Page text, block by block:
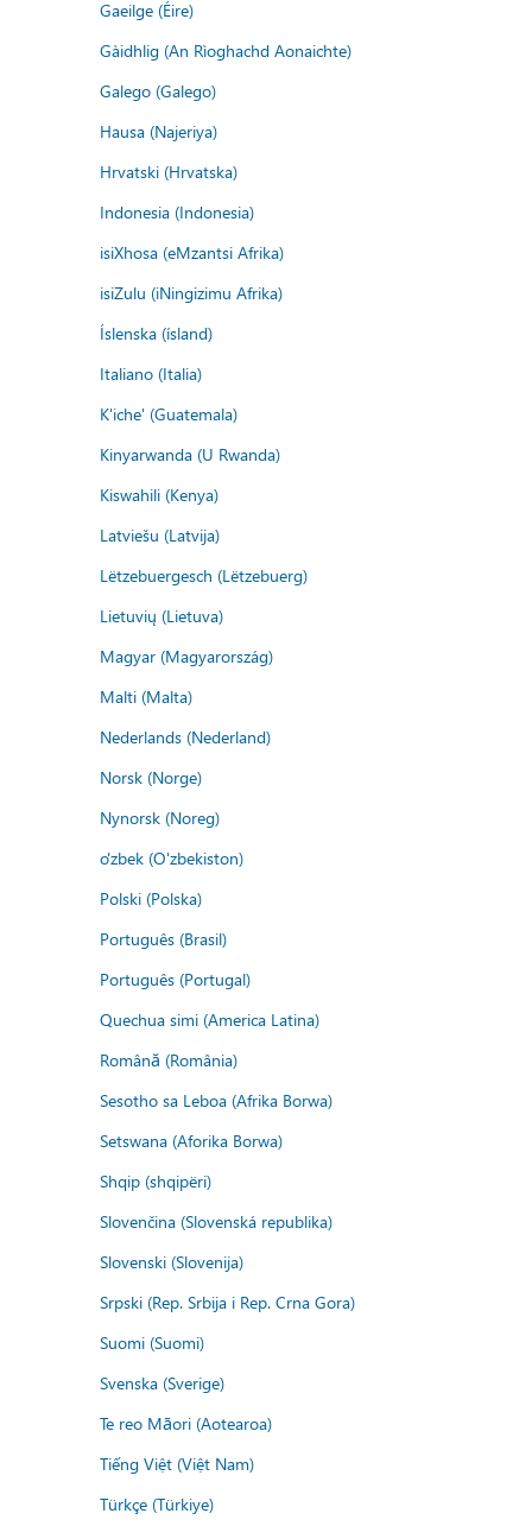
Gaeilge (Éire)
Gàidhlig (An Rìoghachd Aonaichte)
Galego (Galego)
Hausa (Najeriya)
Hrvatski (Hrvatska)
Indonesia (Indonesia)
isiXhosa (eMzantsi Afrika)
isiZulu (iNingizimu Afrika)
Íslenska (ísland)
Italiano (Italia)
K'iche' (Guatemala)
Kinyarwanda (U Rwanda)
Kiswahili (Kenya)
Latviešu (Latvija)
Lëtzebuergesch (Lëtzebuerg)
Lietuvių (Lietuva)
Magyar (Magyarország)
Malti (Malta)
Nederlands (Nederland)
Norsk (Norge)
Nynorsk (Noreg)
o'zbek (O'zbekiston)
Polski (Polska)
Português (Brasil)
Português (Portugal)
Quechua simi (America Latina)
Română (România)
Sesotho sa Leboa (Afrika Borwa)
Setswana (Aforika Borwa)
Shqip (shqipëri)
Slovenčina (Slovenská republika)
Slovenski (Slovenija)
Srpski (Rep. Srbija i Rep. Crna Gora)
Suomi (Suomi)
Svenska (Sverige)
Te reo Māori (Aotearoa)
Tiếng Việt (Việt Nam)
Türkçe (Türkiye)